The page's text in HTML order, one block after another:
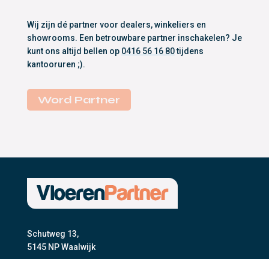
Wij zijn dé partner voor dealers, winkeliers en
showrooms. Een betrouwbare partner inschakelen? Je
kunt ons altijd bellen op 0416 56 16 80tijdens
kantooruren ;).
Word Partner
Schutweg 13,
5145 NP Waalwijk